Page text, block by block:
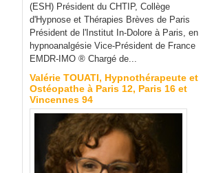
(ESH) Président du CHTIP, Collège
d'Hypnose et Thérapies Brèves de Paris
Président de l'Institut In-Dolore à Paris, en
hypnoanalgésie Vice-Président de France
EMDR-IMO ® Chargé de...
Valérie TOUATI, Hypnothérapeute et
Ostéopathe à Paris 12, Paris 16 et
Vincennes 94